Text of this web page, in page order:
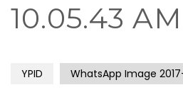
10.05.43 AM
YPID WhatsApp Image